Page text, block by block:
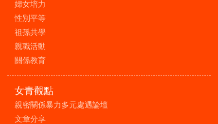
婦女培力
性別平等
祖孫共學
親職活動
關係教育
女青觀點
親密關係暴力多元處遇論壇
文章分享